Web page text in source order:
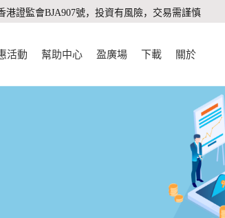
港證監會BJA907號，投資有風險，交易需謹慎
活動 幫助中心 盈廣場 下載 關於